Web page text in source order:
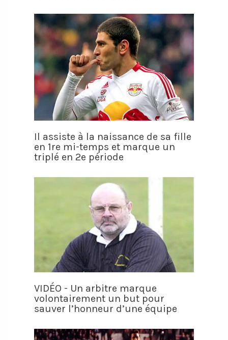
Il assiste à la naissance de sa fille
en 1re mi-temps et marque un
triplé en 2e période
VIDÉO - Un arbitre marque
volontairement un but pour
sauver l’honneur d’une équipe